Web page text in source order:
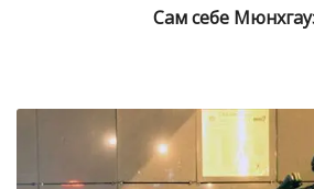
Сам себе